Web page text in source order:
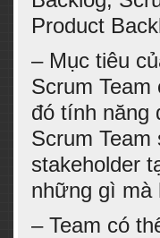
Product
– Mục tiêu
Scrum
đó tính năng
Scrum
stakeholder
những gì mà
– Team có